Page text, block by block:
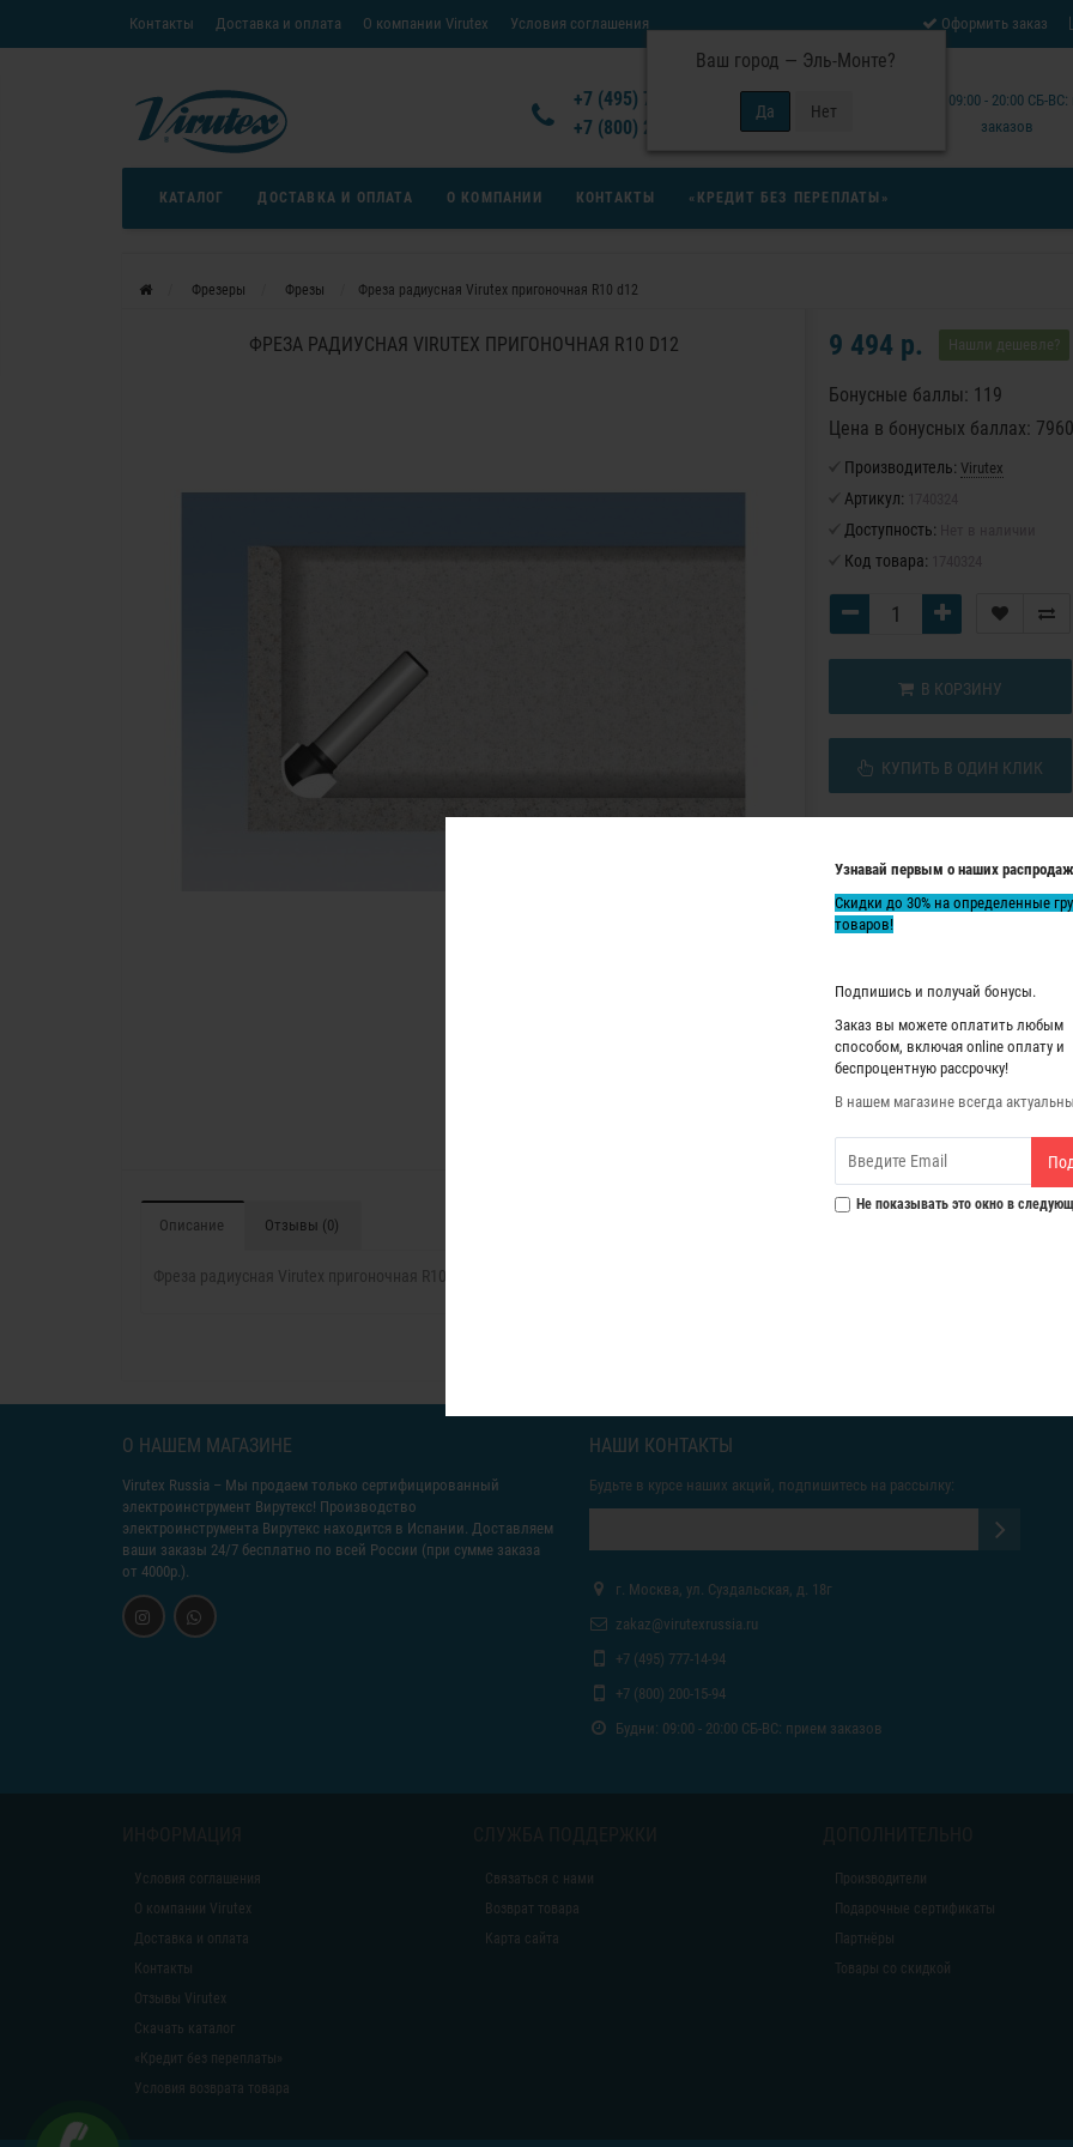
Узнавай первым о наших
Скидки до 30% на определенные
товаров!
Подпишись и получай бонусы.
Заказ вы можете оплатить любым
способом, включая online оплату и
беспроцентную рассрочку!
В нашем магазине всегда
Не показывать это окно в
Условия соглашения
О компании Virutex
Доставка и оплата
Контакты
Условия возврата товара
Ваш город — Эль-Монте?
Оформить заказ
+7 (495) 777-14-94
+7 (800) 200-15-94
Будни: 09:00 - 20:00 СБ-
заказов
КАТАЛОГ ДОСТАВКА И ОПЛАТА О КОМПАНИИ КОНТАКТЫ «КРЕДИТ БЕЗ ПЕРЕПЛАТЫ»
Фрезеры Фрезы Фреза радиусная Virutex пригоночная R10 d12
ФРЕЗА РАДИУСНАЯ VIRUTEX ПРИГОНОЧНАЯ R10 D12 9 494 р. Нашли дешевле?
Бонусные баллы: 119
Цена в бонусных баллах: 7960
Производитель: Virutex
Артикул:
Доступность:
Код товара:
В КОРЗИНУ
КУПИТЬ В ОДИН КЛИК
Описание Отзывы (0)
Фреза радиусная Virutex пригоночная R10 d12
О НАШЕМ МАГАЗИНЕ
Virutex Russia – Мы продаем только сертифицированный
электроинструмент Вирутекс! Производство
электроинструмента Вирутекс находится в Испании. Доставляем
ваши заказы 24/7 бесплатно по всей России (при сумме заказа
от 4000р.).
НАШИ КОНТАКТЫ
Будьте в курсе наших акций, подпишитесь на рассылку:
г. Москва, ул. Суздальская, д. 18г
zakaz@virutexrussia.ru
+7 (495) 777-14-94
+7 (800) 200-15-94
Будни: 09:00 - 20:00 СБ-ВС: прием заказов
Условия соглашения
О компании Virutex
Доставка и оплата
Контакты
Отзывы Virutex
Скачать каталог
«Кредит без переплаты»
Условия возврата товара
Связаться с нами
Возврат товара
Карта сайта
Производители
Подарочные сертификаты
Партнёры
Товары со скидкой